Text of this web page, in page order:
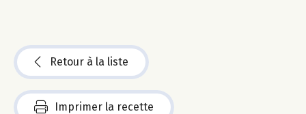
Retour à la liste
Imprimer la recette